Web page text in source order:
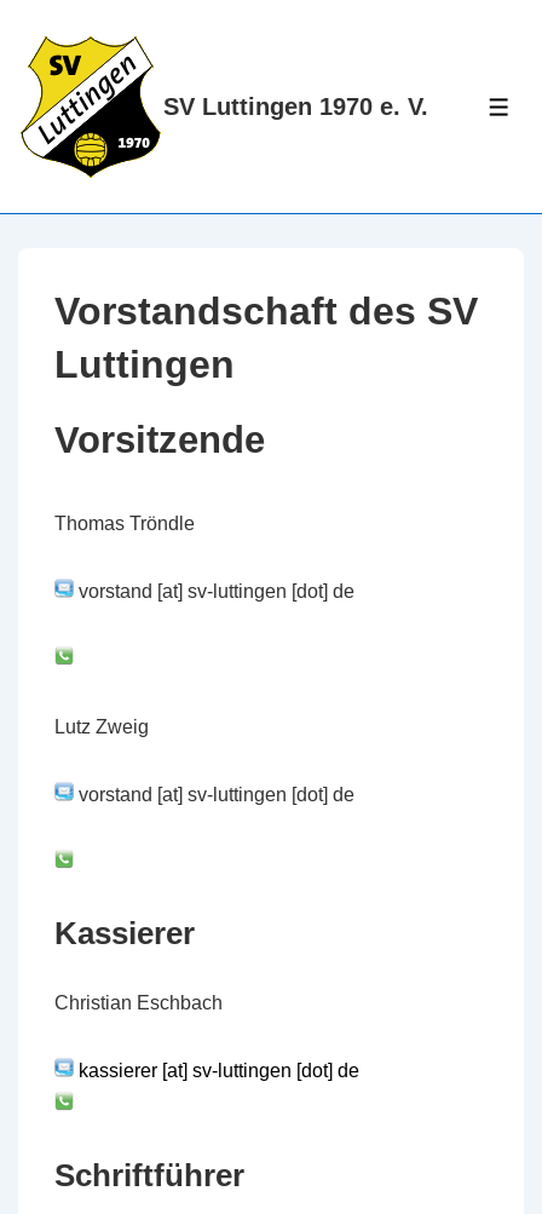
Zum
Inhalt
SV Luttingen 1970 e. V.
Vorstandschaft des SV
Luttingen
Vorsitzende
Thomas Tröndle
vorstand [at] sv-luttingen [dot] de
Lutz Zweig
vorstand [at] sv-luttingen [dot] de
Kassierer
Christian Eschbach
kassierer [at] sv-luttingen [dot] de
Schriftführer